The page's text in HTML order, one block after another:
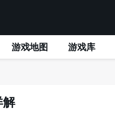
游戏地图 游戏库
解